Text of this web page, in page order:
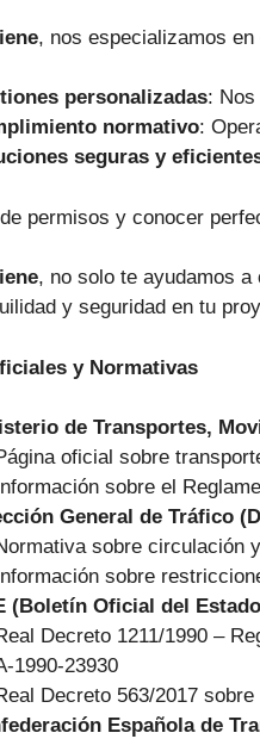
, nos especializamos
personalizadas:
normativo:
seguras y
permisos y conocer
, no solo te ayudamos
y seguridad en tu
y Normativas
de Transportes,
oficial sobre
sobre el
General de Tráfico
sobre circulación
sobre
(Boletín Oficial del
Decreto 1211/1990 –
1990-23930
Decreto 563/2017
Española de